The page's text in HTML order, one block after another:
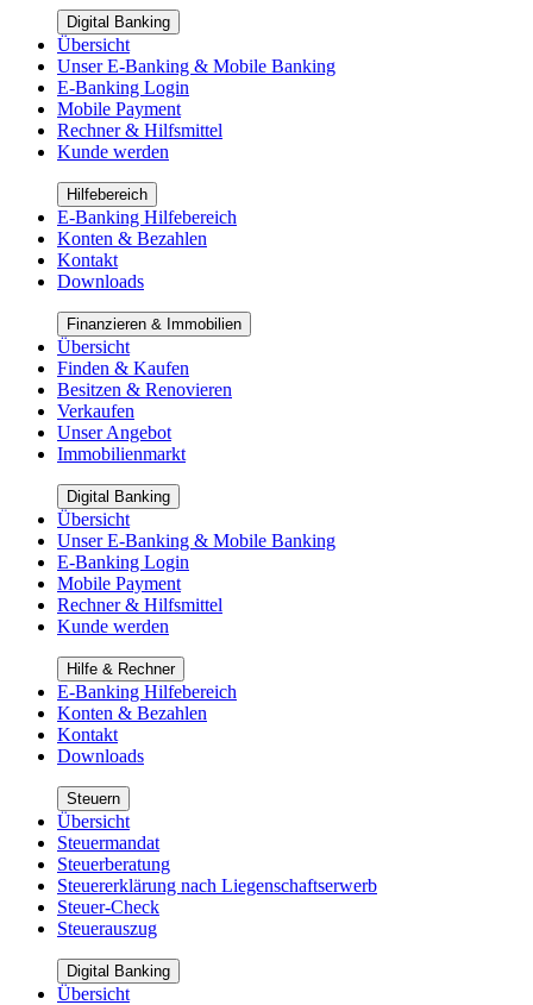
Digital Banking
Übersicht
Unser E-Banking & Mobile Banking
E-Banking Login
Mobile Payment
Rechner & Hilfsmittel
Kunde werden
Hilfebereich
E-Banking Hilfebereich
Konten & Bezahlen
Kontakt
Downloads
Finanzieren & Immobilien
Übersicht
Finden & Kaufen
Besitzen & Renovieren
Verkaufen
Unser Angebot
Immobilienmarkt
Digital Banking
Übersicht
Unser E-Banking & Mobile Banking
E-Banking Login
Mobile Payment
Rechner & Hilfsmittel
Kunde werden
Hilfe & Rechner
E-Banking Hilfebereich
Konten & Bezahlen
Kontakt
Downloads
Steuern
Übersicht
Steuermandat
Steuerberatung
Steuererklärung nach Liegenschaftserwerb
Steuer-Check
Steuerauszug
Digital Banking
Übersicht